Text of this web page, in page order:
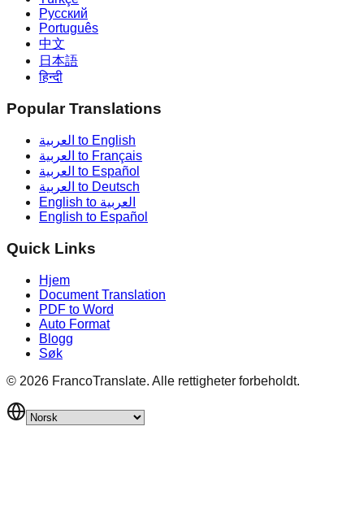
Русский
Português
中文
日本語
हिन्दी
Popular Translations
العربية to English
العربية to Français
العربية to Español
العربية to Deutsch
English to العربية
English to Español
Quick Links
Hjem
Document Translation
PDF to Word
Auto Format
Blogg
Søk
© 2026 FrancoTranslate. Alle rettigheter forbeholdt.